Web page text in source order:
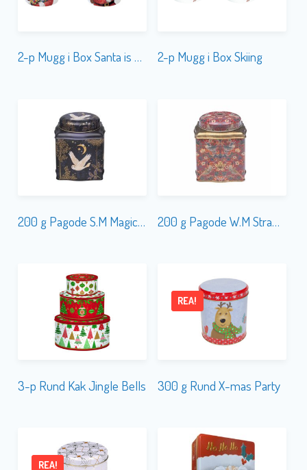
2-p Mugg i Box Santa is Coming 2-p Mugg i Box Skiing
200 g Pagode S.M Magical Nightfall 200 g Pagode W.M Strawberry Thief Red
3-p Rund Kak Jingle Bells 300 g Rund X-mas Party
REA!
REA!